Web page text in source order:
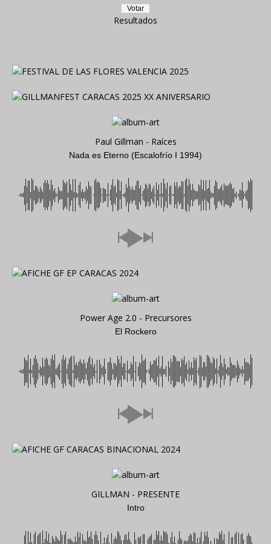
Resultados
Paul Gillman - Raíces
Nada es Eterno (Escalofrío I 1994)
Power Age 2.0 - Precursores
El Rockero
GILLMAN - PRESENTE
Intro